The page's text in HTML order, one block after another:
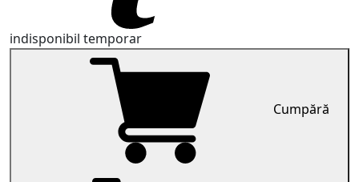
indisponibil temporar
Cumpără